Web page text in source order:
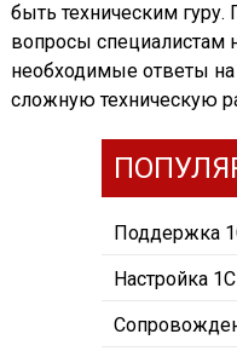
быть техническим
вопросы
необходимые ответы
сложную техническую
Поддержка
Настройка 1С